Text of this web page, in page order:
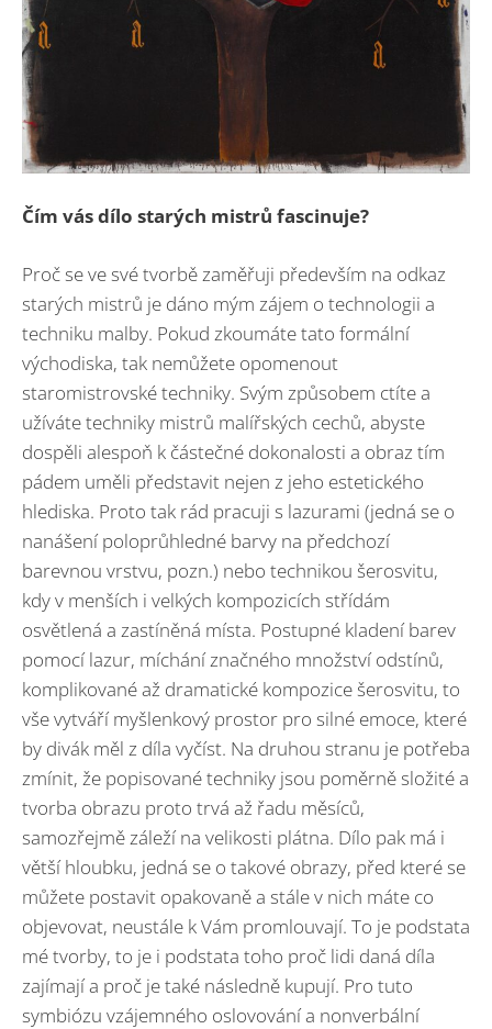
Čím vás dílo starých mistrů fascinuje?
Proč se ve své tvorbě zaměřuji především na odkaz
starých mistrů je dáno mým zájem o technologii a
techniku malby. Pokud zkoumáte tato formální
východiska, tak nemůžete opomenout
staromistrovské techniky. Svým způsobem ctíte a
užíváte techniky mistrů malířských cechů, abyste
dospěli alespoň k částečné dokonalosti a obraz tím
pádem uměli představit nejen z jeho estetického
hlediska. Proto tak rád pracuji s lazurami (jedná se o
nanášení poloprůhledné barvy na předchozí
barevnou vrstvu, pozn.) nebo technikou šerosvitu,
kdy v menších i velkých kompozicích střídám
osvětlená a zastíněná místa. Postupné kladení barev
pomocí lazur, míchání značného množství odstínů,
komplikované až dramatické kompozice šerosvitu, to
vše vytváří myšlenkový prostor pro silné emoce, které
by divák měl z díla vyčíst. Na druhou stranu je potřeba
zmínit, že popisované techniky jsou poměrně složité a
tvorba obrazu proto trvá až řadu měsíců,
samozřejmě záleží na velikosti plátna. Dílo pak má i
větší hloubku, jedná se o takové obrazy, před které se
můžete postavit opakovaně a stále v nich máte co
objevovat, neustále k Vám promlouvají. To je podstata
mé tvorby, to je i podstata toho proč lidi daná díla
zajímají a proč je také následně kupují. Pro tuto
symbiózu vzájemného oslovování a nonverbální